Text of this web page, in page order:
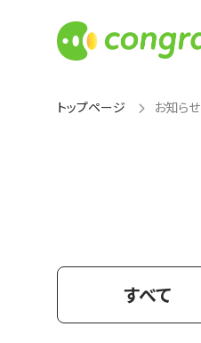
トップページ お知らせ
すべて